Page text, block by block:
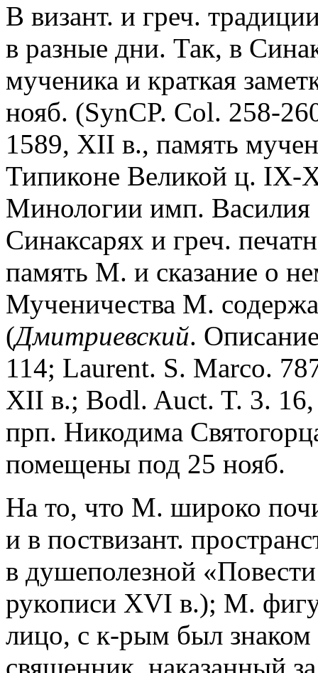
В визант. и греч.
в разные дни. Так, в
мученика и краткая
нояб. (SynCP. Col. 258-
1589, XII в., память
Типиконе Великой ц. IX-
Минологии имп. Василия
Синаксарях и греч.
память М. и сказание о
Мученичества М.
(Дмитриевский.
114; Laurent. S. Marco.
XII в.; Bodl. Auct. T. 3. 16,
прп. Никодима
помещены под 25 нояб.
На то, что М. широко
и в поствизант.
в душеполезной
рукописи XVI в.); М.
лицо, с к-рым был знаком